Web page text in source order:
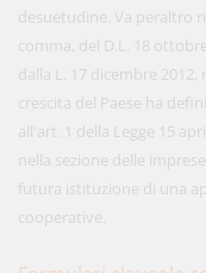
desuetudine. Va peraltro
comma, del D.L. 18
dalla L. 17 dicembre
crescita del Paese ha
all'art. 1 della Legge 15
nella sezione delle
futura istituzione di una
cooperative.